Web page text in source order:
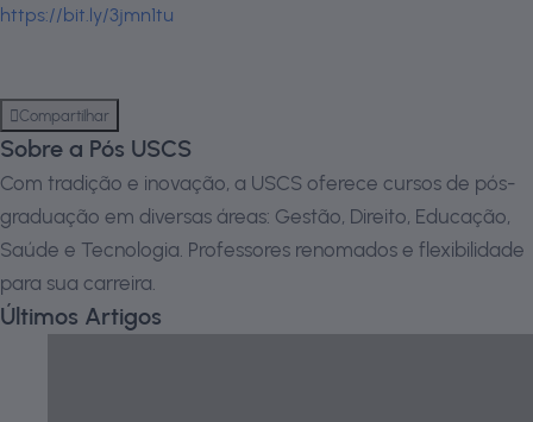
https://bit.ly/3jmn1tu
Compartilhar
Sobre a Pós USCS
Com tradição e inovação, a USCS oferece cursos de pós-
graduação em diversas áreas: Gestão, Direito, Educação,
Saúde e Tecnologia. Professores renomados e flexibilidade
para sua carreira.
Últimos Artigos